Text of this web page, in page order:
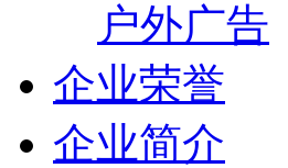
户外广告
企业荣誉
企业简介